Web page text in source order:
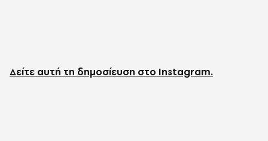
Δείτε αυτή τη δημοσίευση στο Instagram.